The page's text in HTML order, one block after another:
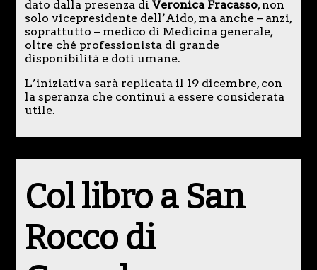
dato dalla presenza di Veronica Fracasso, non
solo vicepresidente dell’Aido, ma anche – anzi,
soprattutto – medico di Medicina generale,
oltre ché professionista di grande
disponibilità e doti umane.
L’iniziativa sarà replicata il 19 dicembre, con
la speranza che continui a essere considerata
utile.
Col libro a San
Rocco di